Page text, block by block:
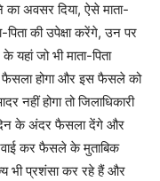
का अवसर दिया, ऐसे माता-
पिता की उपेक्षा करेंगे, उन पर
यहां जो भी माता-पिता
फैसला होगा और इस फैसले को
नहीं होगा तो जिलाधिकारी
के अंदर फैसला देंगे और
कर फैसले के मुताबिक
भी प्रशंसा कर रहे हैं और